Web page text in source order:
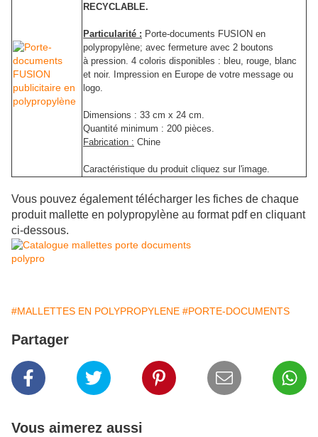
RECYCLABLE.
Particularité : Porte-documents FUSION en
polypropylène; avec fermeture avec 2 boutons
à pression. 4 coloris disponibles : bleu, rouge, blanc
et noir. I mpression en Europe de votre message ou
logo.
Dimensions : 33 cm x 24 cm.
Quantité minimum : 200 pièces.
Fabrication : Chine
Caractéristique du produit cliquez sur l'image.
Vous pouvez également télécharger les fiches de chaque
produit mallette en polypropylène au format pdf en cliquant
ci-dessous.
#MALLETTES EN POLYPROPYLENE #PORTE-DOCUMENTS
Partager
Vous aimerez aussi